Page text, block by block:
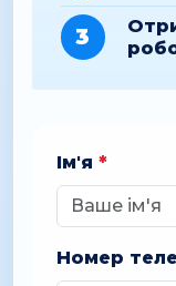
3
Ім'я *
Номер